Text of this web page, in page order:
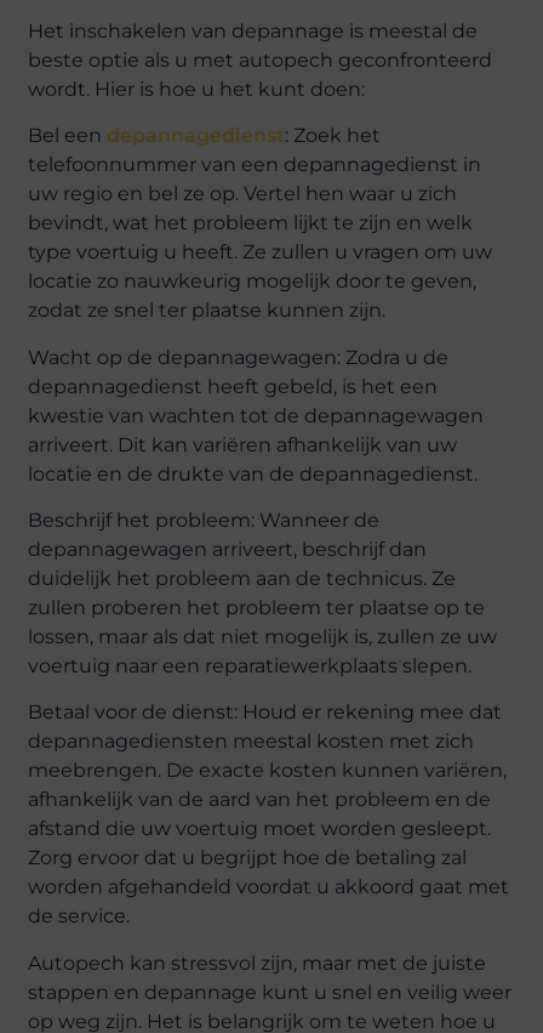
Het inschakelen van depannage is meestal de
beste optie als u met autopech geconfronteerd
wordt. Hier is hoe u het kunt doen:
Bel een depannagedienst: Zoek het
telefoonnummer van een depannagedienst in
uw regio en bel ze op. Vertel hen waar u zich
bevindt, wat het probleem lijkt te zijn en welk
type voertuig u heeft. Ze zullen u vragen om uw
locatie zo nauwkeurig mogelijk door te geven,
zodat ze snel ter plaatse kunnen zijn.
Wacht op de depannagewagen: Zodra u de
depannagedienst heeft gebeld, is het een
kwestie van wachten tot de depannagewagen
arriveert. Dit kan variëren afhankelijk van uw
locatie en de drukte van de depannagedienst.
Beschrijf het probleem: Wanneer de
depannagewagen arriveert, beschrijf dan
duidelijk het probleem aan de technicus. Ze
zullen proberen het probleem ter plaatse op te
lossen, maar als dat niet mogelijk is, zullen ze uw
voertuig naar een reparatiewerkplaats slepen.
Betaal voor de dienst: Houd er rekening mee dat
depannagediensten meestal kosten met zich
meebrengen. De exacte kosten kunnen variëren,
afhankelijk van de aard van het probleem en de
afstand die uw voertuig moet worden gesleept.
Zorg ervoor dat u begrijpt hoe de betaling zal
worden afgehandeld voordat u akkoord gaat met
de service.
Autopech kan stressvol zijn, maar met de juiste
stappen en depannage kunt u snel en veilig weer
op weg zijn. Het is belangrijk om te weten hoe u